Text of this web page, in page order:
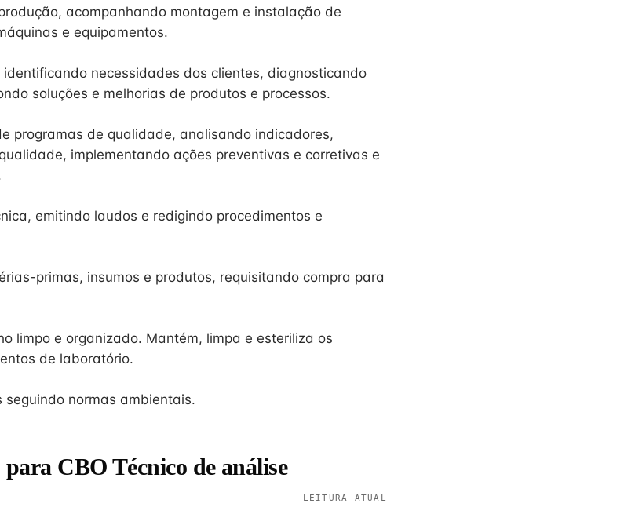
acompanhando montagem e instalação de
e equipamentos.
necessidades dos clientes, diagnosticando
soluções e melhorias de produtos e processos.
programas de qualidade, analisando indicadores,
implementando ações preventivas e corretivas e
emitindo laudos e redigindo procedimentos e
primas, insumos e produtos, requisitando compra para
limpo e organizado. Mantém, limpa e esteriliza os
de laboratório.
normas ambientais.
CBO Técnico de análise
LEITURA ATUAL